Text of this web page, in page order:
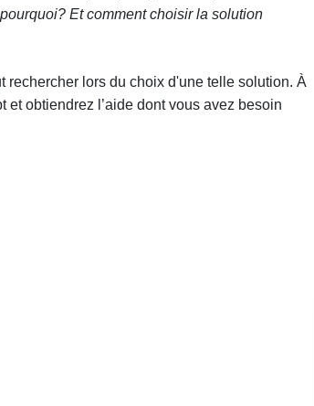
Et comment choisir la solution
rechercher lors du choix d'une telle solution. À
et obtiendrez l’aide dont vous avez besoin